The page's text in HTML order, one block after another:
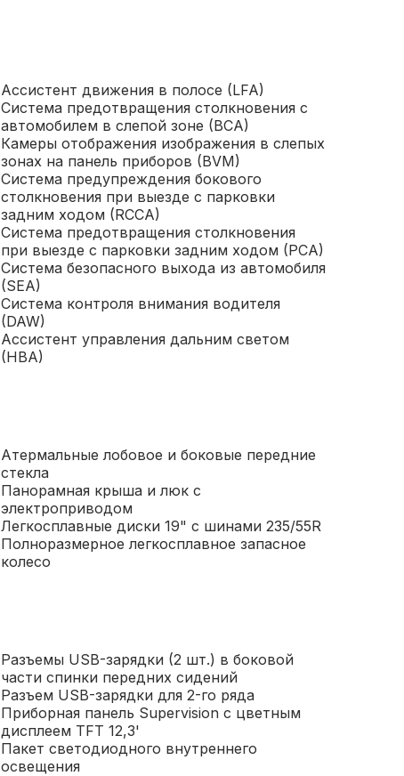
Ассистент движения в полосе (LFA)
Система предотвращения столкновения с
автомобилем в слепой зоне (BCA)
Камеры отображения изображения в слепых
зонах на панель приборов (BVM)
Система предупреждения бокового
столкновения при выезде с парковки
задним ходом (RCCA)
Система предотвращения столкновения
при выезде с парковки задним ходом (PCA)
Система безопасного выхода из автомобиля
(SEA)
Система контроля внимания водителя
(DAW)
Ассистент управления дальним светом
(HBA)
Атермальные лобовое и боковые передние
стекла
Панорамная крыша и люк с
электроприводом
Легкосплавные диски 19" с шинами 235/55R
Полноразмерное легкосплавное запасное
колесо
Разъемы USB-зарядки (2 шт.) в боковой
части спинки передних сидений
Разъем USB-зарядки для 2-го ряда
Приборная панель Supervision c цветным
дисплеем TFT 12,3'
Пакет светодиодного внутреннего
освещения